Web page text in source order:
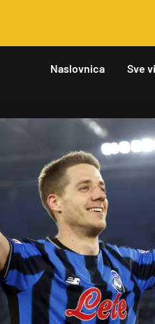
Naslovnica Sve